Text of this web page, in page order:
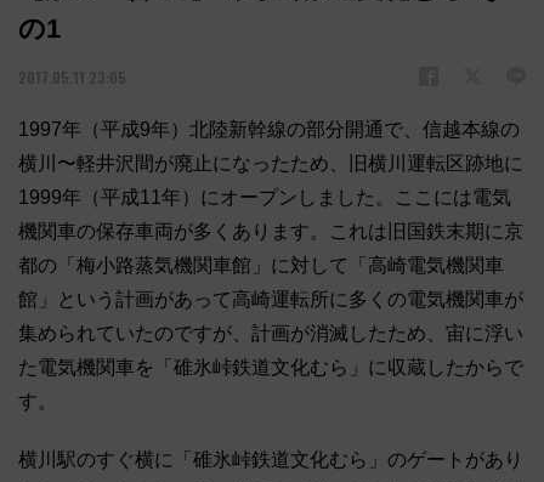
の1
2017.05.11 23:05
1997年（平成9年）北陸新幹線の部分開通で、信越本線の
横川〜軽井沢間が廃止になったため、旧横川運転区跡地に
1999年（平成11年）にオープンしました。ここには電気
機関車の保存車両が多くあります。これは旧国鉄末期に京
都の「梅小路蒸気機関車館」に対して「高崎電気機関車
館」という計画があって高崎運転所に多くの電気機関車が
集められていたのですが、計画が消滅したため、宙に浮い
た電気機関車を「碓氷峠鉄道文化むら」に収蔵したからで
す。
横川駅のすぐ横に「碓氷峠鉄道文化むら」のゲートがあり